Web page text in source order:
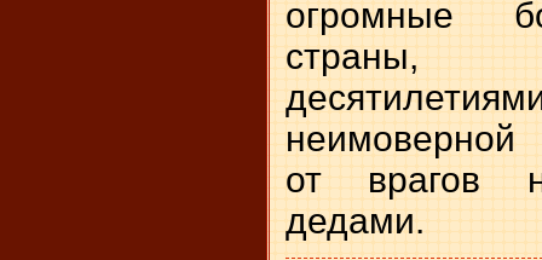
огромные
страны,
от врагов
дедами.